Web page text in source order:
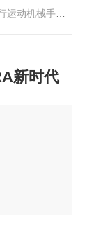
程型 现货New-ERA新时代
新时代